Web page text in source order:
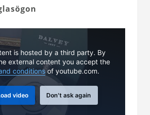
is hosted by a third party. By
external content you accept the
conditionsof youtube.com.
video Don't ask again